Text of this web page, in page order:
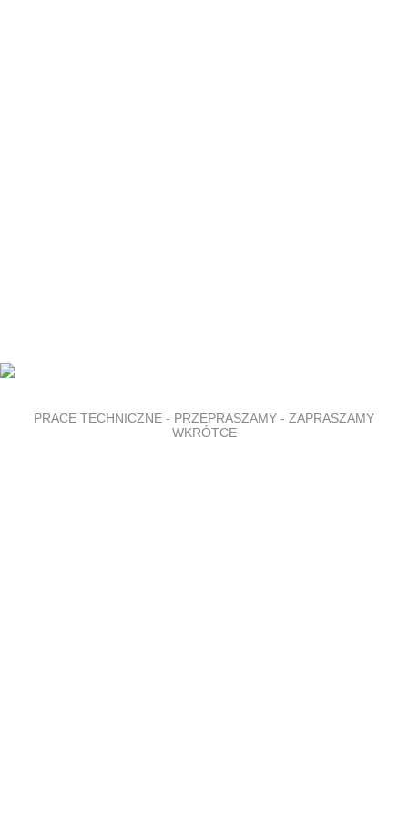
PRACE TECHNICZNE - PRZEPRASZAMY - ZAPRASZAMY
WKRÓTCE